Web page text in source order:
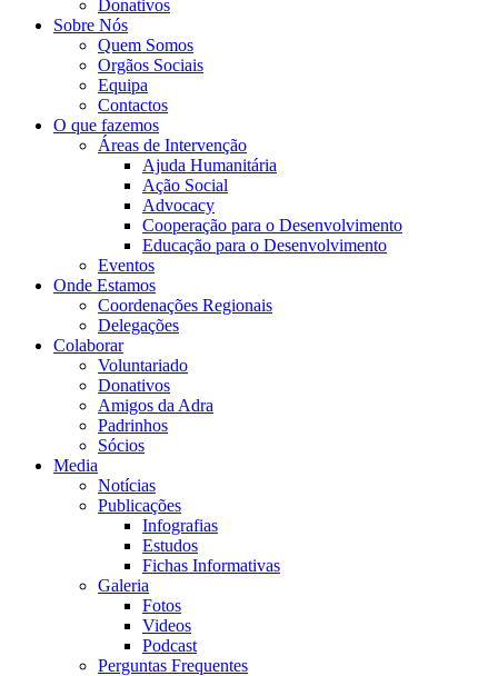
Donativos
Sobre Nós
Quem Somos
Orgãos Sociais
Equipa
Contactos
O que fazemos
Áreas de Intervenção
Ajuda Humanitária
Ação Social
Advocacy
Cooperação para o Desenvolvimento
Educação para o Desenvolvimento
Eventos
Onde Estamos
Coordenações Regionais
Delegações
Colaborar
Voluntariado
Donativos
Amigos da Adra
Padrinhos
Sócios
Media
Notícias
Publicações
Infografias
Estudos
Fichas Informativas
Galeria
Fotos
Videos
Podcast
Perguntas Frequentes